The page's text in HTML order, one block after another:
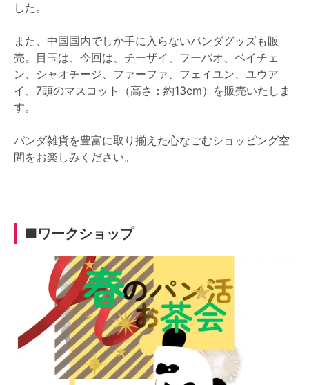
した。
また、中国国内でしか手に入らないパンダグッズも販
売。目玉は、今回は、チーザイ、フーバオ、ベイチェ
ン、シャオチージ、ファーファ、フェイユン、ユウア
イ、7頭のマスコット（高さ：約13cm）を販売いたしま
す。
パンダ雑貨を豊富に取り揃えた心なごむショッピング空
間をお楽しみください。
■ワークショップ